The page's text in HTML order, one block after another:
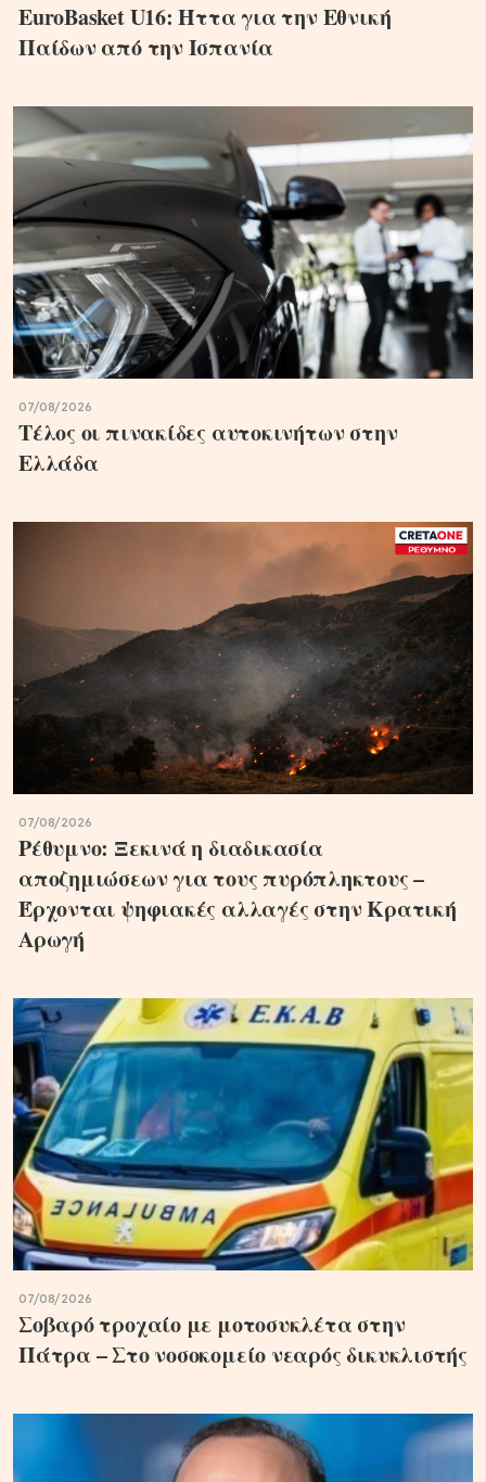
EuroBasket U16: Ήττα για την Εθνική
Παίδων από την Ισπανία
07/08/2026
Τέλος οι πινακίδες αυτοκινήτων στην
Ελλάδα
07/08/2026
Ρέθυμνο: Ξεκινά η διαδικασία
αποζημιώσεων για τους πυρόπληκτους –
Έρχονται ψηφιακές αλλαγές στην Κρατική
Αρωγή
07/08/2026
Σοβαρό τροχαίο με μοτοσυκλέτα στην
Πάτρα – Στο νοσοκομείο νεαρός δικυκλιστής